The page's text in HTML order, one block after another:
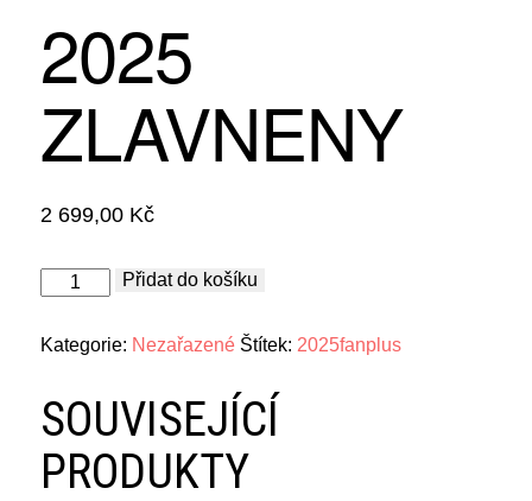
2025
ZLAVNENY
2 699,00 Kč
2025
zlavneny
Přidat do košíku
Kategorie: Nezařazené Štítek: 2025fanplus
SOUVISEJÍCÍ
PRODUKTY